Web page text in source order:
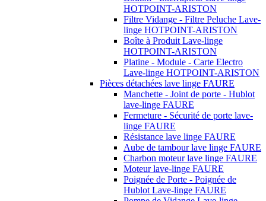
HOTPOINT-ARISTON
Filtre Vidange - Filtre Peluche Lave-
linge HOTPOINT-ARISTON
Boîte à Produit Lave-linge
HOTPOINT-ARISTON
Platine - Module - Carte Electro
Lave-linge HOTPOINT-ARISTON
Pièces détachées lave linge FAURE
Manchette - Joint de porte - Hublot
lave-linge FAURE
Fermeture - Sécurité de porte lave-
linge FAURE
Résistance lave linge FAURE
Aube de tambour lave linge FAURE
Charbon moteur lave linge FAURE
Moteur lave-linge FAURE
Poignée de Porte - Poignée de
Hublot Lave-linge FAURE